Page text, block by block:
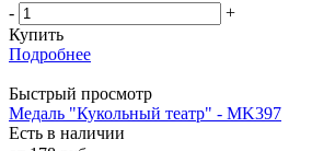
-
+
Купить
Подробнее
Быстрый просмотр
Медаль "Кукольный театр" - MK397
Есть в наличии